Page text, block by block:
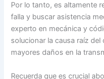
Por lo tanto, es altamente
falla y buscar asistencia
experto en mecánica y
solucionar la causa raíz
mayores daños en la
Recuerda que es crucial